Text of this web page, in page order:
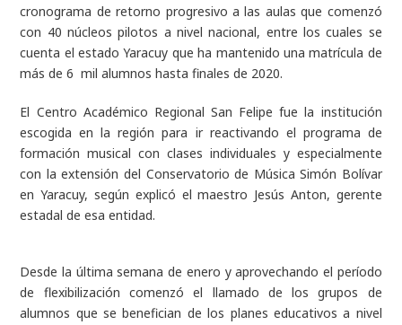
cronograma de retorno progresivo a las aulas que comenzó
con 40 núcleos pilotos a nivel nacional, entre los cuales se
cuenta el estado Yaracuy que ha mantenido una matrícula de
más de 6 mil alumnos hasta finales de 2020.
El Centro Académico Regional San Felipe fue la institución
escogida en la región para ir reactivando el programa de
formación musical con clases individuales y especialmente
con la extensión del Conservatorio de Música Simón Bolívar
en Yaracuy, según explicó el maestro Jesús Anton, gerente
estadal de esa entidad.
Desde la última semana de enero y aprovechando el período
de flexibilización comenzó el llamado de los grupos de
alumnos que se benefician de los planes educativos a nivel